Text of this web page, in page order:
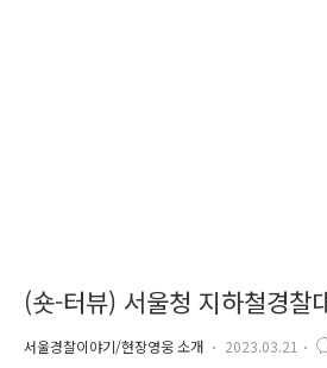
(숏-터뷰) 서울청 지하철경찰
서울경찰이야기/현장영웅 소개 2023.03.21